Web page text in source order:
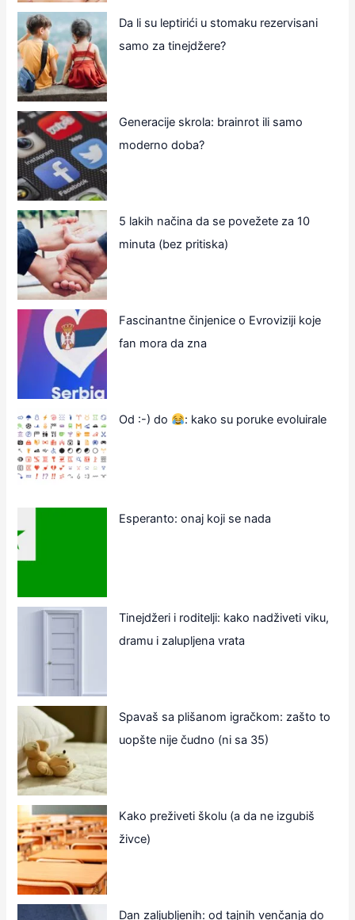
Da li su leptirići u stomaku rezervisani
samo za tinejdžere?
Generacije skrola: brainrot ili samo
moderno doba?
5 lakih načina da se povežete za 10
minuta (bez pritiska)
Fascinantne činjenice o Evroviziji koje
fan mora da zna
Od :-) do : kako su poruke evoluirale
Esperanto: onaj koji se nada
Tinejdžeri i roditelji: kako nadživeti viku,
dramu i zalupljena vrata
Spavaš sa plišanom igračkom: zašto to
uopšte nije čudno (ni sa 35)
Kako preživeti školu (a da ne izgubiš
živce)
Dan zaljubljenih: od tajnih venčanja do